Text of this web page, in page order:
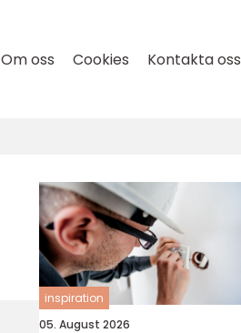
Om oss Cookies Kontakta oss
inspiration
05. August 2026